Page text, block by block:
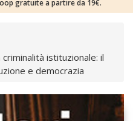
gratuite a partire da 19€.
istituzionale: il
e democrazia